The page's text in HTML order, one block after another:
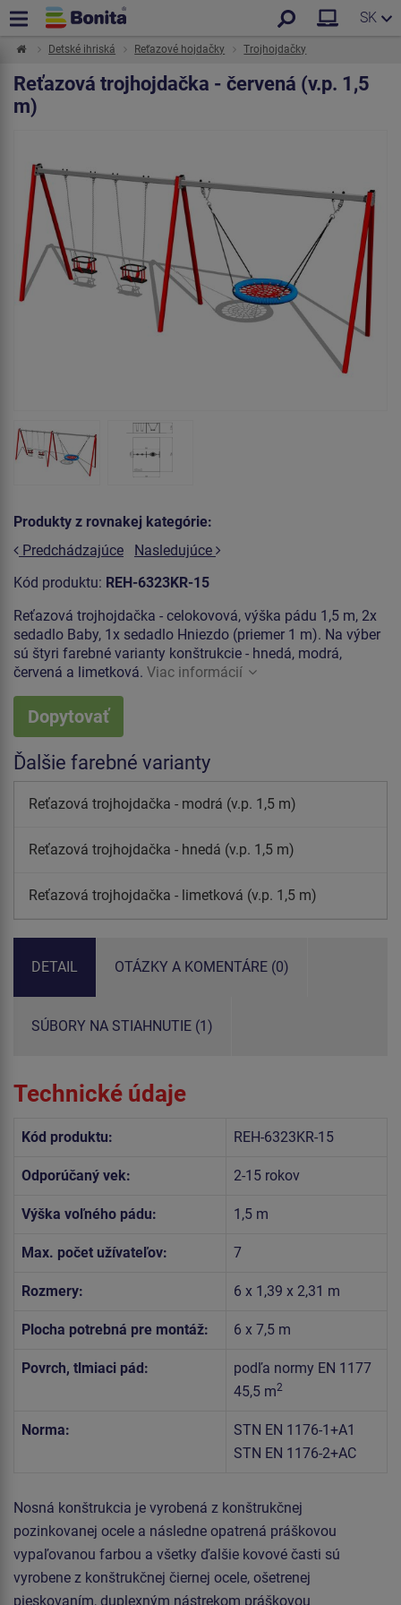
SK
Detské ihriská Reťazové hojdačky Trojhojdačky
Reťazová trojhojdačka - červená (v.p. 1,5
m)
Produkty z rovnakej kategórie:
Predchádzajúce
Nasledujúce
Kód produktu: REH-6323KR-15
Reťazová trojhojdačka - celokovová, výška pádu 1,5 m, 2x
sedadlo Baby, 1x sedadlo Hniezdo (priemer 1 m). Na výber
sú štyri farebné varianty konštrukcie - hnedá, modrá,
červená a limetková. Viac informácií
Dopytovať
Ďalšie farebné varianty
Reťazová trojhojdačka - modrá (v.p. 1,5 m)
Reťazová trojhojdačka - hnedá (v.p. 1,5 m)
Reťazová trojhojdačka - limetková (v.p. 1,5 m)
DETAIL OTÁZKY A KOMENTÁRE (0)
SÚBORY NA STIAHNUTIE (1)
Technické údaje
Kód produktu: REH-6323KR-15
Odporúčaný vek: 2-15 rokov
Výška voľného pádu: 1,5 m
Max. počet užívateľov: 7
Rozmery: 6 x 1,39 x 2,31 m
Plocha potrebná pre montáž: 6 x 7,5 m
Povrch, tlmiaci pád:
podľa normy EN 1177
45,5 m2
Norma:
STN EN 1176-1+A1
STN EN 1176-2+AC
Nosná konštrukcia je vyrobená z konštrukčnej
pozinkovanej ocele a následne opatrená práškovou
vypaľovanou farbou a všetky ďalšie kovové časti sú
vyrobene z konštrukčnej čiernej ocele, ošetrenej
pieskovaním, duplexným nástrekom práškovou